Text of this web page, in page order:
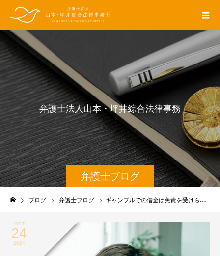
弁護士ブログ
弁護士法人山本・ 坪井綜合法律事務所 の
ブログ 弁護士ブログ ギャンブルでの借金は免責を受けられない？
OCT
24
2024